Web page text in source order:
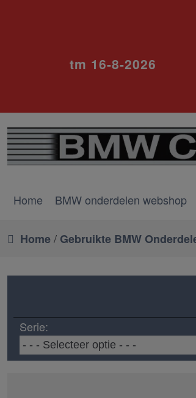
ivm
tm 16-8-2026
Home BMW onderdelen webshop
Home/ Gebruikte BMW
Serie: